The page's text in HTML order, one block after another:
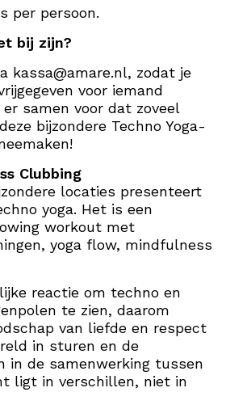
per persoon.
bij zijn?
kassa@amare.nl, zodat je
voor iemand
samen voor dat zoveel
bijzondere Techno Yoga-
Clubbing
locaties presenteert
yoga. Het is een
workout met
yoga flow, mindfulness
reactie om techno en
te zien, daarom
van liefde en respect
in sturen en de
in de samenwerking tussen
ligt in verschillen, niet in